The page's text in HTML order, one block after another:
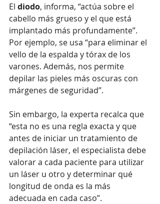
El diodo, informa, “actúa sobre el
cabello más grueso y el que está
implantado más profundamente”.
Por ejemplo, se usa “para eliminar el
vello de la espalda y tórax de los
varones. Además, nos permite
depilar las pieles más oscuras con
márgenes de seguridad”.
Sin embargo, la experta recalca que
“esta no es una regla exacta y que
antes de iniciar un tratamiento de
depilación láser, el especialista debe
valorar a cada paciente para utilizar
un láser u otro y determinar qué
longitud de onda es la más
adecuada en cada caso”.